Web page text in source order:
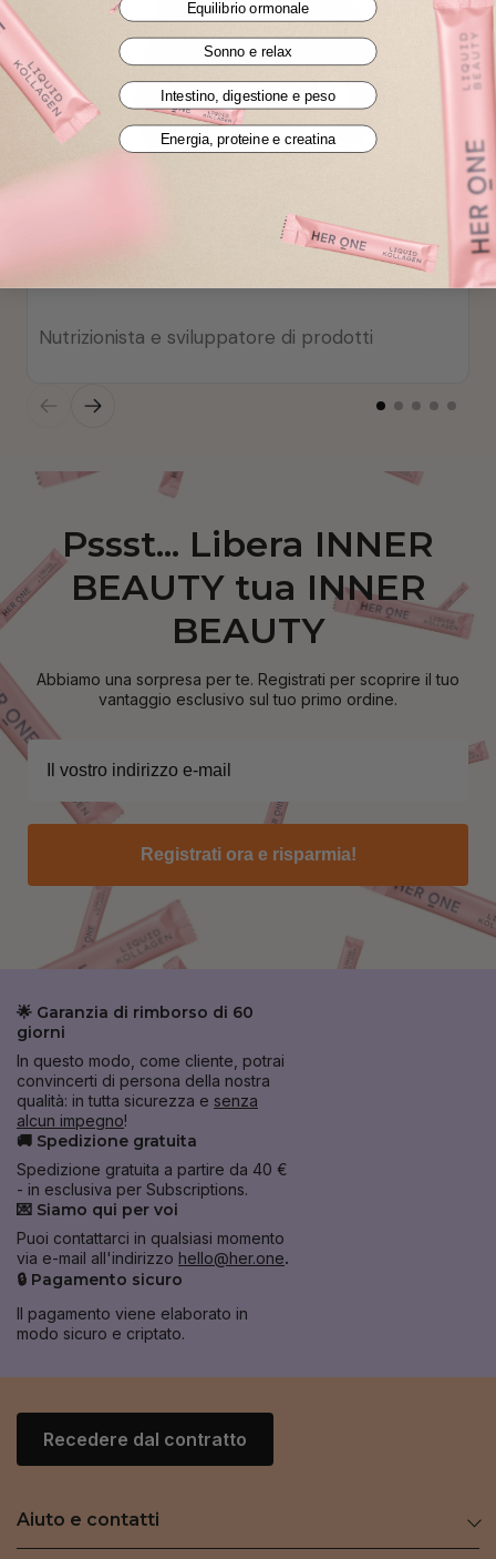
Nutrizionista e sviluppatore di prodotti
Pssst... Libera INNER
BEAUTY tua INNER
BEAUTY
Abbiamo una sorpresa per te. Registrati per scoprire il tuo
vantaggio esclusivo sul tuo primo ordine.
Registrati ora e risparmia!
🌟 Garanzia di rimborso di 60
giorni
In questo modo, come cliente, potrai
convincerti di persona della nostra
qualità: in tutta sicurezza e senza
alcun impegno!
🚚 Spedizione gratuita
Spedizione gratuita a partire da 40 €
- in esclusiva per Subscriptions.
💌 Siamo qui per voi
Puoi contattarci in qualsiasi momento
via e-mail all'indirizzo hello@her.one.
🔒 Pagamento sicuro
Il pagamento viene elaborato in
modo sicuro e criptato.
Recedere dal contratto
Aiuto e contatti
Equilibrio ormonale
Sonno e relax
Intestino, digestione e peso
Energia, proteine e creatina